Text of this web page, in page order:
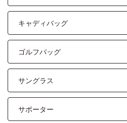
キャディバッグ
ゴルフバッグ
サングラス
サポーター